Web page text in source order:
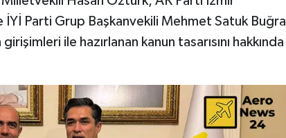
Parti Grup Başkanvekili Mehmet Satuk Buğra
ile hazırlanan kanun tasarısını hakkında